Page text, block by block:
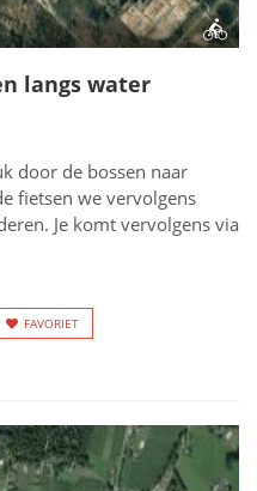
langs water
door de bossen naar
fietsen we vervolgens
Je komt vervolgens via
FAVORIET